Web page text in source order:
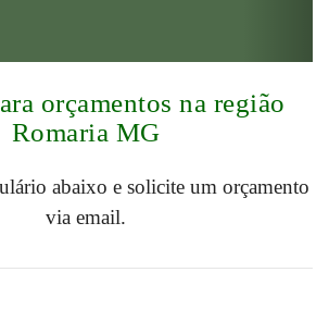
orçamentos na região
Romaria MG
abaixo e solicite um orçamento
via email.